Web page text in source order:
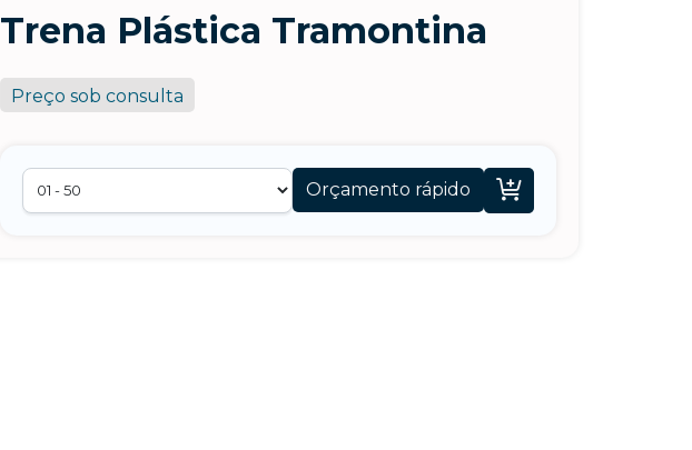
Trena Plástica Tramontina
Preço sob consulta
Orçamento rápido 